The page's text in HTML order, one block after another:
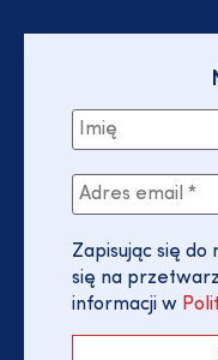
Zapisując się
się na
informacji w